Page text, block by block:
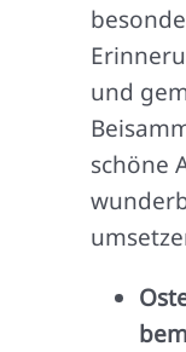
und
schöne